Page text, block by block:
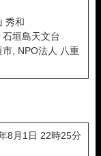
秀和
垣島天文台
市, NPO法人 八重
8月1日 22時25分